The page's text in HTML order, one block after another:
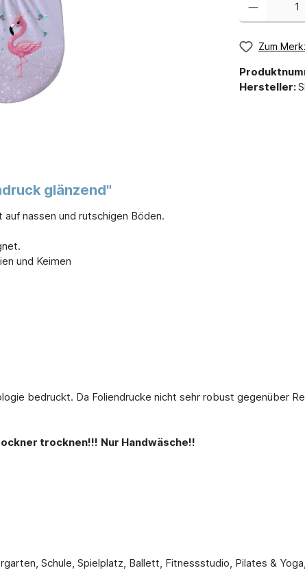
Zum
Hersteller:
glänzend"
nassen und rutschigen Böden.
und Keimen
bedruckt. Da Foliendrucke nicht sehr robust gegenüber
trocknen!!! Nur Handwäsche!!
Schule, Spielplatz, Ballett, Fitnessstudio, Pilates &